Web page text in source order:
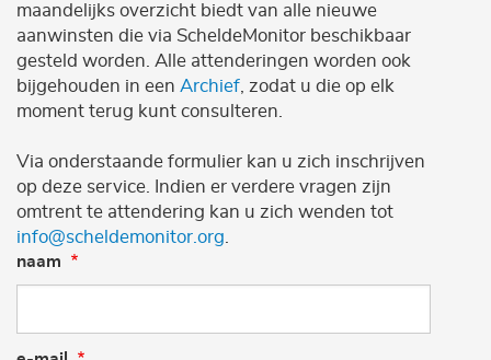
maandelijks overzicht biedt van alle nieuwe
aanwinsten die via ScheldeMonitor beschikbaar
gesteld worden. Alle attenderingen worden ook
bijgehouden in een Archief , zodat u die op elk
moment terug kunt consulteren.
Via onderstaande formulier kan u zich inschrijven
op deze service. Indien er verdere vragen zijn
omtrent te attendering kan u zich wenden tot
info@scheldemonitor.org
naam